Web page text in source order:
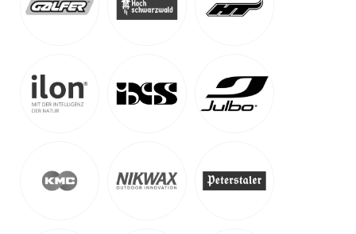
Tour du Mont Blanc